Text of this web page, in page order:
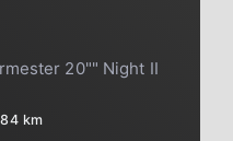
20"" Night II
km